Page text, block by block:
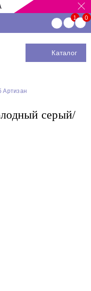
Каталог
Артизан
серый/